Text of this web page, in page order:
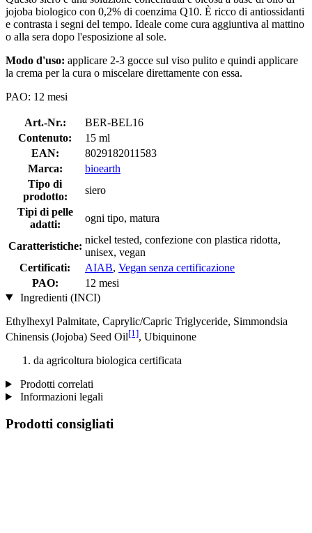
jojoba biologico con 0,2% di coenzima Q10. È ricco di antiossidanti
e contrasta i segni del tempo. Ideale come cura aggiuntiva al mattino
o alla sera dopo l'esposizione al sole.
Modo d'uso: applicare 2-3 gocce sul viso pulito e quindi applicare
la crema per la cura o miscelare direttamente con essa.
PAO: 12 mesi
Art.-Nr.:
BER-BEL16
Contenuto:
15 ml
EAN:
8029182011583
Marca:
bioearth
Tipo di
prodotto:
siero
Tipi di pelle
adatti:
ogni tipo, matura
Caratteristiche:
nickel tested, confezione con plastica ridotta,
unisex, vegan
Certificati:
AIAB, Vegan senza certificazione
PAO:
12 mesi
Ingredienti (INCI)
Ethylhexyl Palmitate, Caprylic/Capric Triglyceride, Simmondsia
Chinensis (Jojoba) Seed Oil[1], Ubiquinone
da agricoltura biologica certificata
Prodotti correlati
Informazioni legali
Prodotti consigliati